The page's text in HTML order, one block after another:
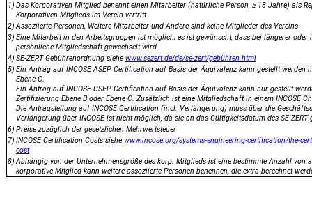
1) Das Korporativen Mitglied benennt einen Mitarbeiter (natürliche Person, ≥ 18 Jahre) als
Korporativen Mitglieds im Verein vertritt
2) Assoziierte Personen, Weitere Mitarbeiter und Andere sind keine Mitglieder des Vereins
3) Eine Mitarbeit in den Arbeitsgruppen ist möglich; es ist gewünscht, dass bei längerer oder
persönliche Mitgliedschaft gewechselt wird
4) SE-ZERT Gebührenordnung siehe www.sezert.de/de/se-zert/gebühren.html
5) Ein Antrag auf INCOSE ASEP Certification auf Basis der Äquivalenz kann gestellt werden
Ebene C.
Ein Antrag auf INCOSE CSEP Certification auf Basis der Äquivalenz kann nur gestellt
Zertifizierung Ebene B oder Ebene C. Zusätzlich ist eine Mitgliedschaft in einem INCOSE
Die Antragstellung auf INCOSE Certification (incl. Verlängerung) muss über die
Verlängerung über INCOSE ist nicht möglich, da sie an das Gültigkeitsdatum des SE-ZERT
6) Preise zuzüglich der gesetzlichen Mehrwertsteuer
7) INCOSE Certification Costs siehe www.incose.org/systems-engineering-certification/the-
cost
8) Abhängig von der Unternehmensgröße des korp. Mitglieds ist eine bestimmte Anzahl von
korporative Mitglied kann weitere assoziierte Personen benennen, die extra berechnet